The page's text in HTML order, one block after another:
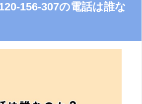
156-307の電話は誰な